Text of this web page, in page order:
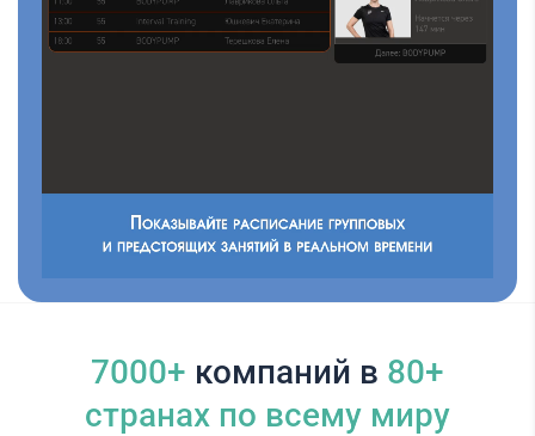
7000+ компаний в 80+
cтранах по всему миру